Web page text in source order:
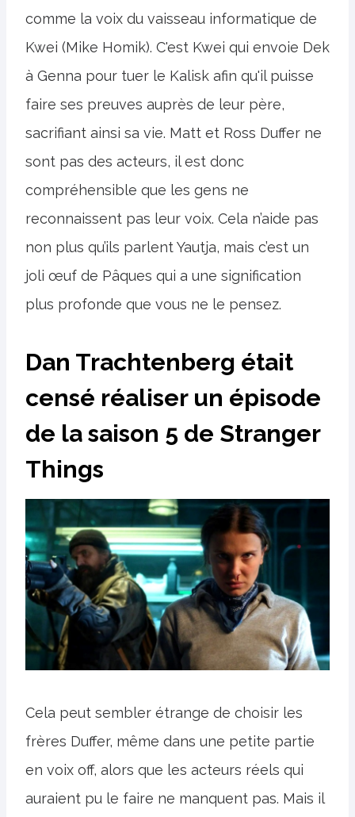
comme la voix du vaisseau informatique de
Kwei (Mike Homik). C'est Kwei qui envoie Dek
à Genna pour tuer le Kalisk afin qu'il puisse
faire ses preuves auprès de leur père,
sacrifiant ainsi sa vie. Matt et Ross Duffer ne
sont pas des acteurs, il est donc
compréhensible que les gens ne
reconnaissent pas leur voix. Cela n’aide pas
non plus qu’ils parlent Yautja, mais c’est un
joli œuf de Pâques qui a une signification
plus profonde que vous ne le pensez.
Dan Trachtenberg était
censé réaliser un épisode
de la saison 5 de Stranger
Things
Cela peut sembler étrange de choisir les
frères Duffer, même dans une petite partie
en voix off, alors que les acteurs réels qui
auraient pu le faire ne manquent pas. Mais il